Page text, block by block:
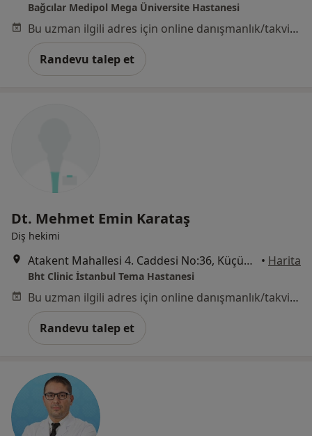
Bağcılar Medipol Mega Üniversite Hastanesi
Bu uzman ilgili adres için online danışmanlık/takvim sunmuyor.
Randevu talep et
Dt. Mehmet Emin Karataş
Diş hekimi
Atakent Mahallesi 4. Caddesi No:36, Küçükçekmece • Harita
Bht Clinic İstanbul Tema Hastanesi
Bu uzman ilgili adres için online danışmanlık/takvim sunmuyor.
Randevu talep et